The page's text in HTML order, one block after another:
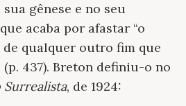
gênese e no seu
acaba por afastar “o
qualquer outro fim que
437). Breton definiu-o no
, de 1924: